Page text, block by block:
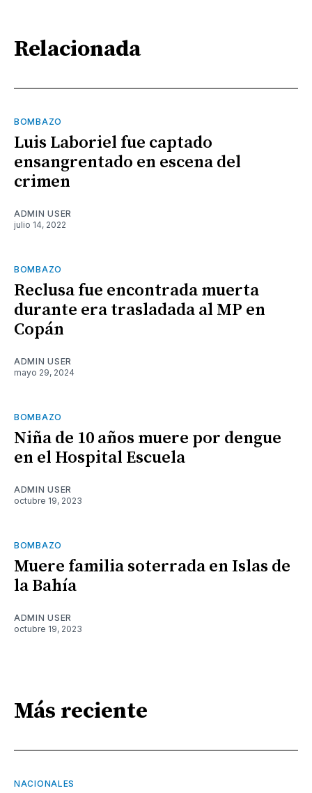
Relacionada
BOMBAZO
Luis Laboriel fue captado
ensangrentado en escena del
crimen
ADMIN USER
julio 14, 2022
BOMBAZO
Reclusa fue encontrada muerta
durante era trasladada al MP en
Copán
ADMIN USER
mayo 29, 2024
BOMBAZO
Niña de 10 años muere por dengue
en el Hospital Escuela
ADMIN USER
octubre 19, 2023
BOMBAZO
Muere familia soterrada en Islas de
la Bahía
ADMIN USER
octubre 19, 2023
Más reciente
NACIONALES